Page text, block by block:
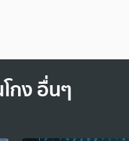
กง อื่นๆ